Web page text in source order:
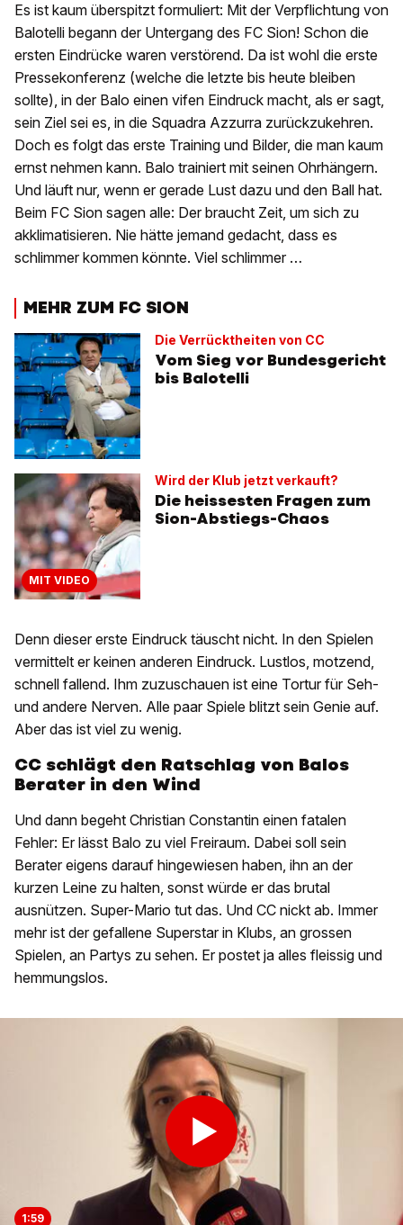
Es ist kaum überspitzt formuliert: Mit der Verpflichtung von
Balotelli begann der Untergang des FC Sion! Schon die
ersten Eindrücke waren verstörend. Da ist wohl die erste
Pressekonferenz (welche die letzte bis heute bleiben
sollte), in der Balo einen vifen Eindruck macht, als er sagt,
sein Ziel sei es, in die Squadra Azzurra zurückzukehren.
Doch es folgt das erste Training und Bilder, die man kaum
ernst nehmen kann. Balo trainiert mit seinen Ohrhängern.
Und läuft nur, wenn er gerade Lust dazu und den Ball hat.
Beim FC Sion sagen alle: Der braucht Zeit, um sich zu
akklimatisieren. Nie hätte jemand gedacht, dass es
schlimmer kommen könnte. Viel schlimmer …
MEHR ZUM FC SION
Die Verrücktheiten von CC
Vom Sieg vor Bundesgericht
bis Balotelli
MIT VIDEO
Wird der Klub jetzt verkauft?
Die heissesten Fragen zum
Sion-Abstiegs-Chaos
Denn dieser erste Eindruck täuscht nicht. In den Spielen
vermittelt er keinen anderen Eindruck. Lustlos, motzend,
schnell fallend. Ihm zuzuschauen ist eine Tortur für Seh-
und andere Nerven. Alle paar Spiele blitzt sein Genie auf.
Aber das ist viel zu wenig.
CC schlägt den Ratschlag von Balos
Berater in den Wind
Und dann begeht Christian Constantin einen fatalen
Fehler: Er lässt Balo zu viel Freiraum. Dabei soll sein
Berater eigens darauf hingewiesen haben, ihn an der
kurzen Leine zu halten, sonst würde er das brutal
ausnützen. Super-Mario tut das. Und CC nickt ab. Immer
mehr ist der gefallene Superstar in Klubs, an grossen
Spielen, an Partys zu sehen. Er postet ja alles fleissig und
hemmungslos.
1:59